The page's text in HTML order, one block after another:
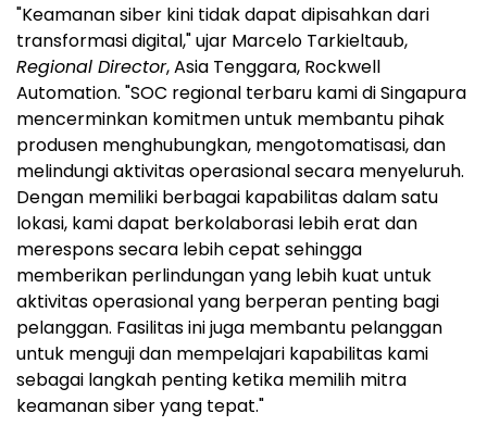
"Keamanan siber kini tidak dapat dipisahkan dari
transformasi digital," ujar Marcelo Tarkieltaub,
Regional Director, Asia Tenggara, Rockwell
Automation. "SOC regional terbaru kami di Singapura
mencerminkan komitmen untuk membantu pihak
produsen menghubungkan, mengotomatisasi, dan
melindungi aktivitas operasional secara menyeluruh.
Dengan memiliki berbagai kapabilitas dalam satu
lokasi, kami dapat berkolaborasi lebih erat dan
merespons secara lebih cepat sehingga
memberikan perlindungan yang lebih kuat untuk
aktivitas operasional yang berperan penting bagi
pelanggan. Fasilitas ini juga membantu pelanggan
untuk menguji dan mempelajari kapabilitas kami
sebagai langkah penting ketika memilih mitra
keamanan siber yang tepat."